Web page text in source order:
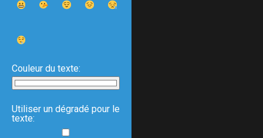
Couleur du texte:
Utiliser un dégradé pour le
texte: